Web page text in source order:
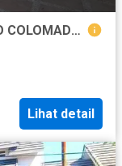
RUMAH MURAH DISEWAKAN DI SOLO COLOMADU DEKAT KAMPUS IHS, KAMPUS UMS
Lihat detail